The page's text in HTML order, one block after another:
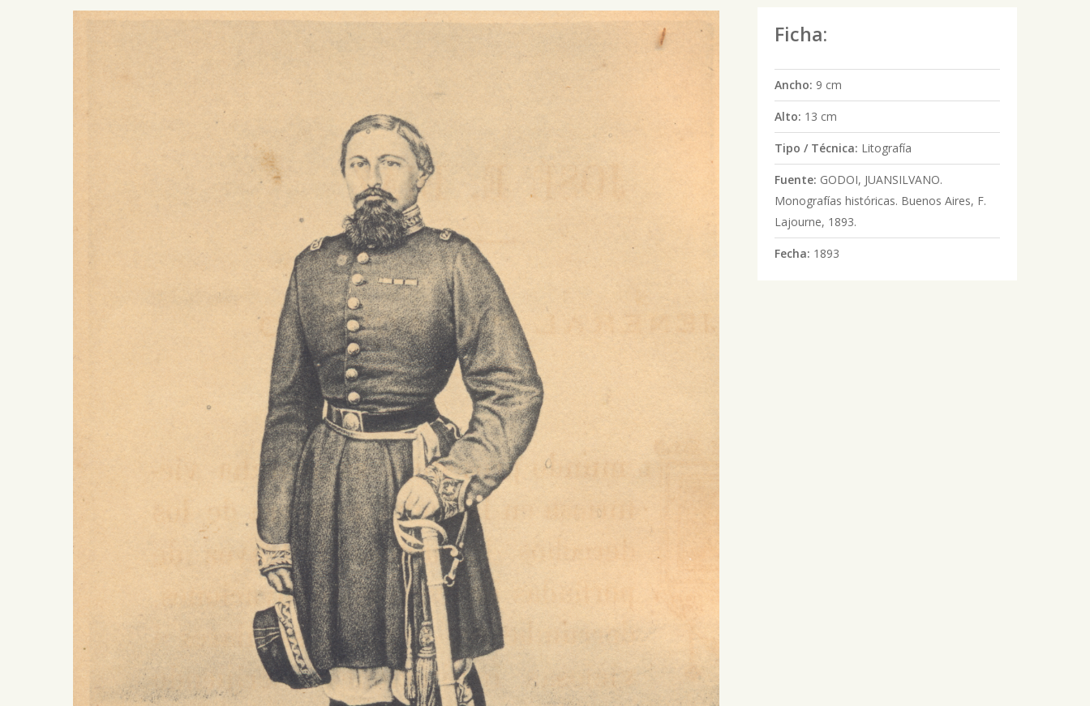
Presiona ENTER para buscar o ESC para salir - ¿Cómo buscar? Ficha:
Ancho: 9 cm
Alto: 13 cm
Tipo / Técnica: Litografía
Fuente: GODOI, JUANSILVANO.
Monografías históricas. Buenos Aires, F.
Lajourne, 1893.
Fecha: 1893